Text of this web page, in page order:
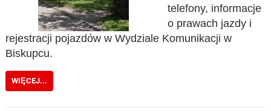
telefony, informacje
o prawach jazdy i
rejestracji pojazdów w Wydziale Komunikacji w
Biskupcu.
WIĘCEJ...